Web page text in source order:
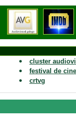
cluster
festival de
crtvg